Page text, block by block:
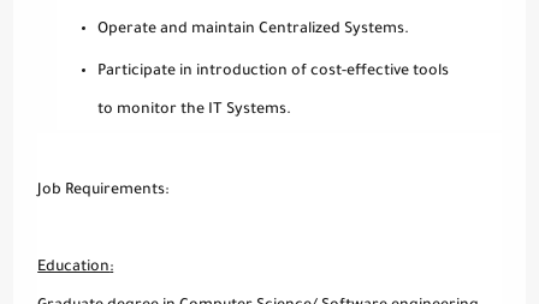
Operate and maintain Centralized Systems.
Participate in introduction of cost-effective tools
to monitor the IT Systems.
Job Requirements:
Education: